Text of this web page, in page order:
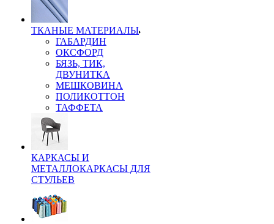
ТКАНЫЕ МАТЕРИАЛЫ
ГАБАРДИН
ОКСФОРД
БЯЗЬ, ТИК,
ДВУНИТКА
МЕШКОВИНА
ПОЛИКОТТОН
ТАФФЕТА
КАРКАСЫ И
МЕТАЛЛОКАРКАСЫ ДЛЯ
СТУЛЬЕВ